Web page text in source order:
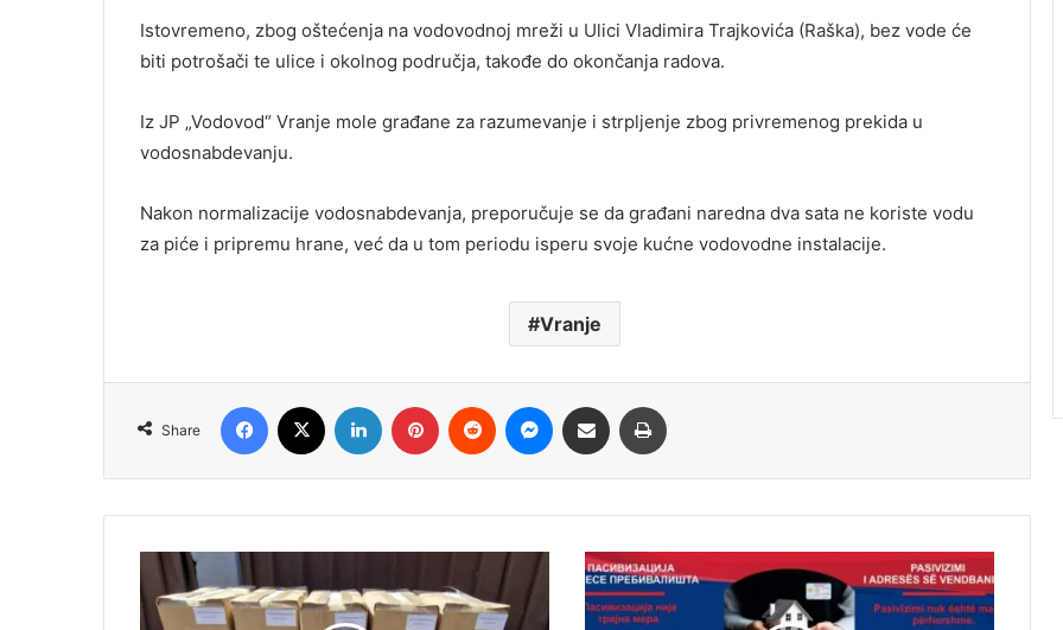
Istovremeno, zbog oštećenja na vodovodnoj mreži u Ulici Vladimira Trajkovića (Raška), bez vode će
biti potrošači te ulice i okolnog područja, takođe do okončanja radova.
Iz JP „Vodovod“ Vranje mole građane za razumevanje i strpljenje zbog privremenog prekida u
vodosnabdevanju.
Nakon normalizacije vodosnabdevanja, preporučuje se da građani naredna dva sata ne koriste vodu
za piće i pripremu hrane, već da u tom periodu isperu svoje kućne vodovodne instalacije.
Vranje
Share
Facebook LinkedIn Pinterest Reddit Messenger
Share via Email